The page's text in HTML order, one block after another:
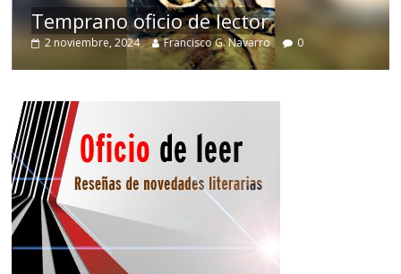
Temprano oficio de lector
2 noviembre, 2024 Francisco G. Navarro 0